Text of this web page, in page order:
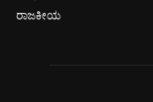
ರಾಜಕೀಯ